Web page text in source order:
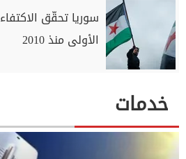
سوريا تحقّق
الأولى منذ 2010
خدمات